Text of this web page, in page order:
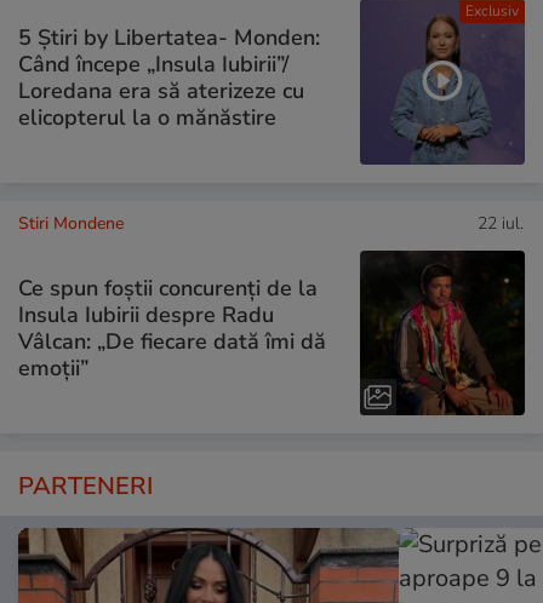
Exclusiv
5 Știri by Libertatea- Monden:
Când începe „Insula Iubirii”/
Loredana era să aterizeze cu
elicopterul la o mănăstire
Stiri Mondene 22 iul.
Ce spun foștii concurenți de la
Insula Iubirii despre Radu
Vâlcan: „De fiecare dată îmi dă
emoții”
PARTENERI